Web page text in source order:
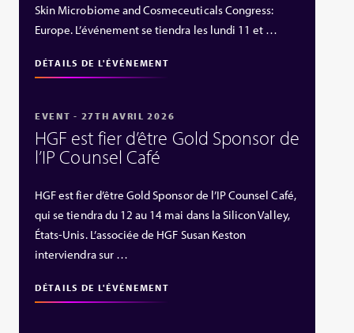
Skin Microbiome and Cosmeceuticals Congress:
Europe. L’événement se tiendra les lundi 11 et …
DÉTAILS DE L'ÉVÉNEMENT
EVENT - 27TH AVRIL 2026
HGF est fier d’être Gold Sponsor de
l’IP Counsel Café
HGF est fier d’être Gold Sponsor de l’IP Counsel Café,
qui se tiendra du 12 au 14 mai dans la Silicon Valley,
États‑Unis. L’associée de HGF Susan Keston
interviendra sur …
DÉTAILS DE L'ÉVÉNEMENT